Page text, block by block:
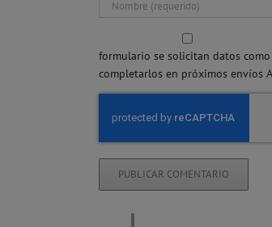
formulario se solicitan datos
completarlos en próximos envíos